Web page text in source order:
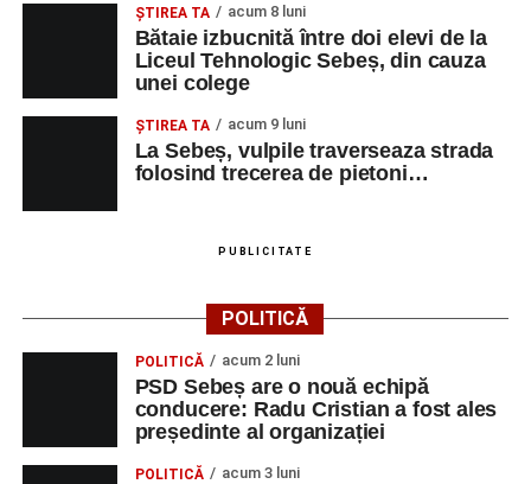
ŞTIREA TA acum 8 luni
Bătaie izbucnită între doi elevi de la
Liceul Tehnologic Sebeș, din cauza
unei colege
ŞTIREA TA acum 9 luni
La Sebeș, vulpile traverseaza strada
folosind trecerea de pietoni…
PUBLICITATE
POLITICĂ
POLITICĂ acum 2 luni
PSD Sebeș are o nouă echipă
conducere: Radu Cristian a fost ales
președinte al organizației
POLITICĂ acum 3 luni